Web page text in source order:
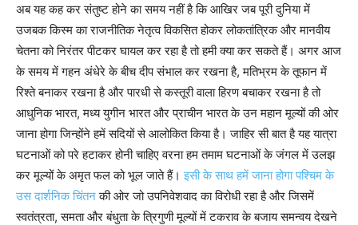
अब यह कह कर संतुष्ट होने का समय नहीं है कि आखिर जब पूरी दुनिया में
उजबक किस्म का राजनीतिक नेतृत्व विकसित होकर लोकतांत्रिक और मानवीय
चेतना को निरंतर पीटकर घायल कर रहा है तो हमी क्या कर सकते हैं। अगर आज
के समय में गहन अंधेरे के बीच दीप संभाल कर रखना है, मतिभ्रम के तूफान में
रिश्ते बनाकर रखना है और पारधी से कस्तूरी वाला हिरण बचाकर रखना है तो
आधुनिक भारत, मध्य युगीन भारत और प्राचीन भारत के उन महान मूल्यों की ओर
जाना होगा जिन्होंने हमें सदियों से आलोकित किया है। जाहिर सी बात है यह यात्रा
घटनाओं को परे हटाकर होनी चाहिए वरना हम तमाम घटनाओं के जंगल में उलझ
कर मूल्यों के अमृत फल को भूल जाते हैं।इसी के साथ हमें जाना होगा पश्चिम के
उस दार्शनिक चिंतनकी ओर जो उपनिवेशवाद का विरोधी रहा है और जिसमें
स्वतंत्रता, समता और बंधुता के त्रिगुणी मूल्यों में टकराव के बजाय समन्वय देखने